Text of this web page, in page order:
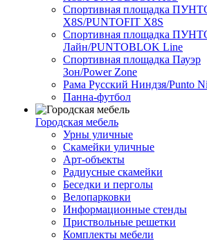
Спортивная площадка
X8S/PUNTOFIT X8S
Спортивная площадка
Лайн/PUNTOBLOK Line
Спортивная площадка Пауэр
Зон/Power Zone
Рама Русский Ниндзя/Punto
Панна-футбол
Городская мебель
Урны уличные
Скамейки уличные
Арт-объекты
Радиусные скамейки
Беседки и перголы
Велопарковки
Информационные стенды
Приствольные решетки
Комплекты мебели